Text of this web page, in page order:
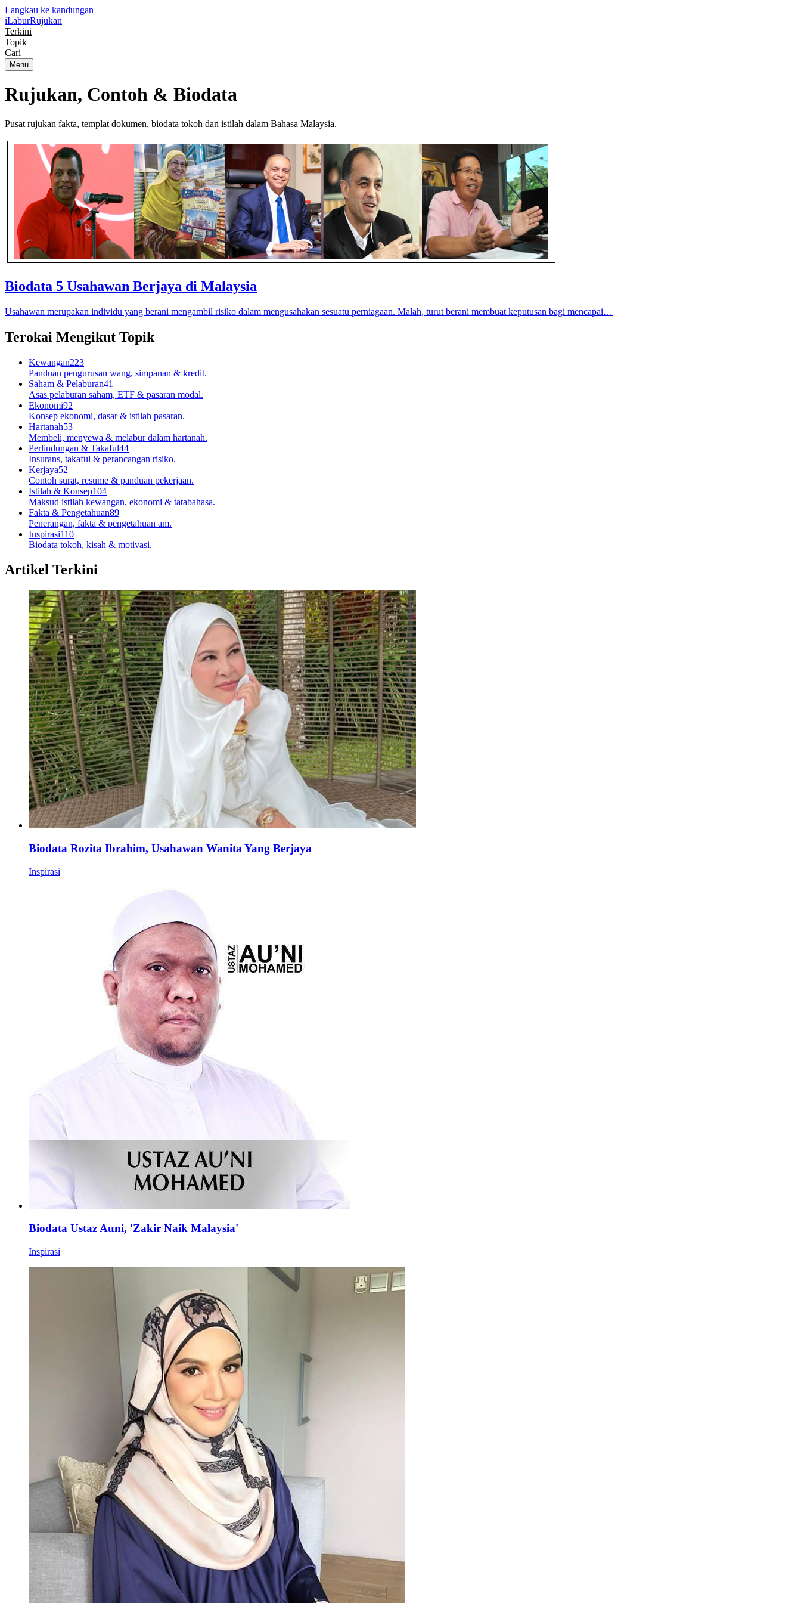
Langkau ke kandungan
iLaburRujukan
Terkini
Topik
Cari
Menu
Rujukan, Contoh & Biodata
Pusat rujukan fakta, templat dokumen, biodata tokoh dan istilah dalam Bahasa Malaysia.
Biodata 5 Usahawan Berjaya di Malaysia
Usahawan merupakan individu yang berani mengambil risiko dalam mengusahakan sesuatu perniagaan. Malah, turut berani membuat keputusan bagi mencapai…
Terokai Mengikut Topik
Kewangan223
Panduan pengurusan wang, simpanan & kredit.
Saham & Pelaburan41
Asas pelaburan saham, ETF & pasaran modal.
Ekonomi92
Konsep ekonomi, dasar & istilah pasaran.
Hartanah53
Membeli, menyewa & melabur dalam hartanah.
Perlindungan & Takaful44
Insurans, takaful & perancangan risiko.
Kerjaya52
Contoh surat, resume & panduan pekerjaan.
Istilah & Konsep104
Maksud istilah kewangan, ekonomi & tatabahasa.
Fakta & Pengetahuan89
Penerangan, fakta & pengetahuan am.
Inspirasi110
Biodata tokoh, kisah & motivasi.
Artikel Terkini
Biodata Rozita Ibrahim, Usahawan Wanita Yang Berjaya
Inspirasi
Biodata Ustaz Auni, 'Zakir Naik Malaysia'
Inspirasi